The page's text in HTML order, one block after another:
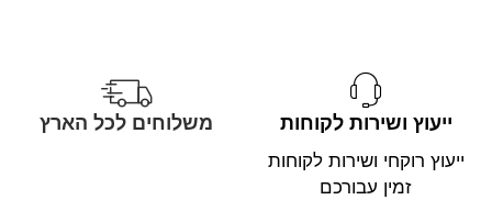
ייעוץ ושירות לקוחות
ייעוץ רוקחי ושירות לקוחות
זמין עבורכם
משלוחים לכל הארץ